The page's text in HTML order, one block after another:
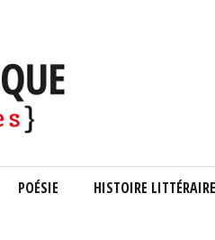
POÉSIE HISTOIRE LITTÉRAIRE